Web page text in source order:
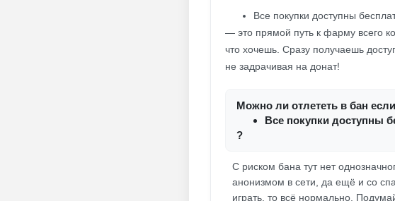
Все покупки доступны
— это прямой путь к фарму всего
что хочешь. Сразу получаешь
не задрачивая на донат!
Можно ли отлететь в бан
Все покупки доступны
?
С риском бана тут нет
анонизмом в сети, да ещё и со
играть, то всё нормально.